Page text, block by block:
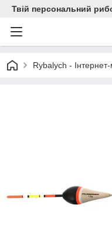
Твій персональний
Rybalych -